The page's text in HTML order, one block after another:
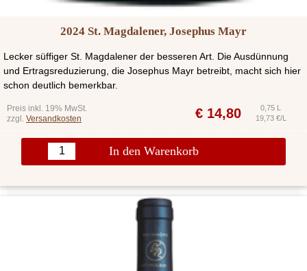
2024 St. Magdalener, Josephus Mayr
Lecker süffiger St. Magdalener der besseren Art. Die Ausdünnung
und Ertragsreduzierung, die Josephus Mayr betreibt, macht sich hier
schon deutlich bemerkbar.
Preis inkl. 19% MwSt.
zzgl. Versandkosten € 14,80
0,75 L
19,73 €/L
In den Warenkorb